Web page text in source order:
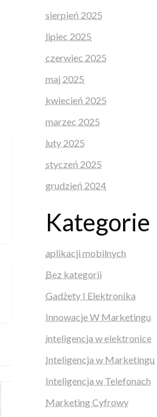
sierpień 2025
lipiec 2025
czerwiec 2025
maj 2025
kwiecień 2025
marzec 2025
luty 2025
styczeń 2025
grudzień 2024
Kategorie
aplikacji mobilnych
Bez kategorii
Gadżety I Elektronika
Innowacje W Marketingu
inteligencja w elektronice
Inteligencja w Marketingu
Inteligencja w Telefonach
Marketing Cyfrowy